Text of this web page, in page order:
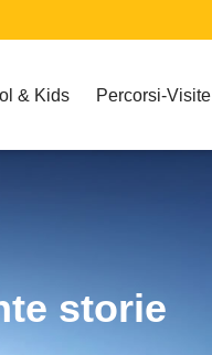
& Kids Percorsi-Visite
storie